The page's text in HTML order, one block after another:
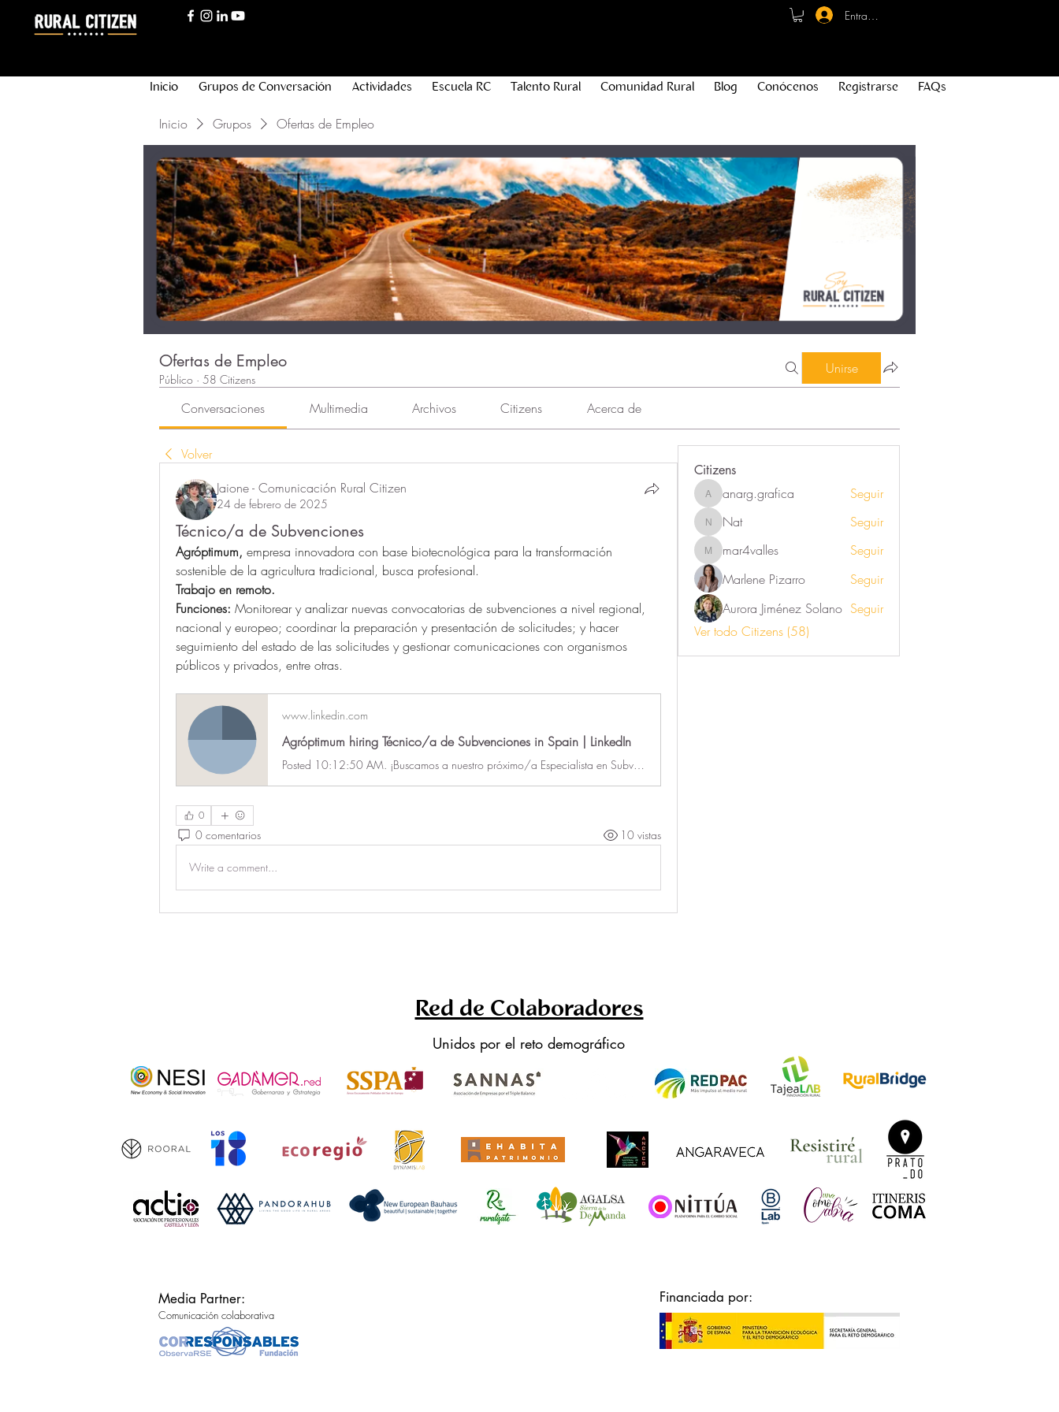
Entrar - Registro
Inicio Grupos de Conversación Actividades Escuela RC Talento Rural Comunidad Rural Blog Conócenos Registrarse FAQs
Inicio Grupos Ofertas de Empleo
Ofertas de Empleo
Público · 58 Citizens
Unirse
Conversaciones Multimedia Archivos Citizens Acerca de
Volver
Jaione - Comunicación Rural Citizen
24 de febrero de 2025
Técnico/a de Subvenciones
Agróptimum, empresa innovadora con base biotecnológica para la transformación
sostenible de la agricultura tradicional, busca profesional.
Trabajo en remoto.
Funciones: Monitorear y analizar nuevas convocatorias de subvenciones a nivel regional,
nacional y europeo; coordinar la preparación y presentación de solicitudes; y hacer
seguimiento del estado de las solicitudes y gestionar comunicaciones con organismos
públicos y privados, entre otras.
www.linkedin.com
Agróptimum hiring Técnico/a de Subvenciones in Spain | LinkedIn
0
0 comentarios 10 vistas
Write a comment...
Citizens
anarg.grafica
anarg.grafica Seguir
NatNat Seguir
mar4valles
mar4valles
Seguir
Marlene Pizarro
Seguir
Aurora Jiménez Solano Seguir
Ver todo Citizens (58)
Red de Colaboradores
Unidos por el reto demográfico
Media Partner:
Comunicación colaborativa
Financiada por: